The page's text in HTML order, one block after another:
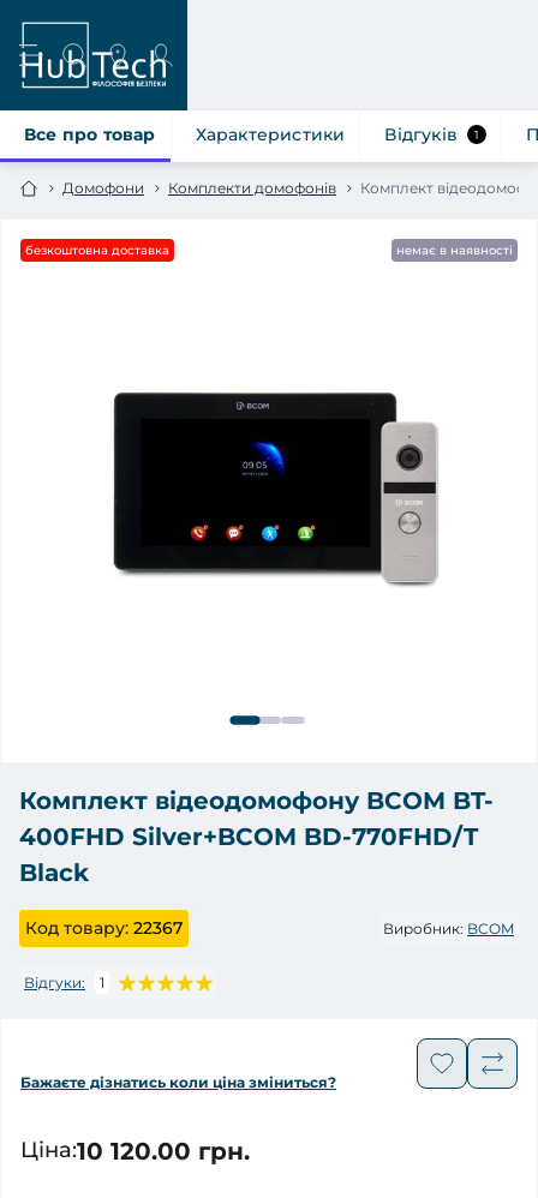
Домофони Комплекти домофонів Комплект
Все про товар Характеристики Відгуків 1
безкоштовна доставка немає в наявності
Комплект відеодомофону BCOM BT-
400FHD Silver+BCOM BD-770FHD/T
Black
Код товару: 22367 Виробник: BCOM
Відгуки: 1
Бажаєте дізнатись коли ціна зміниться?
Ціна:10 120.00 грн.